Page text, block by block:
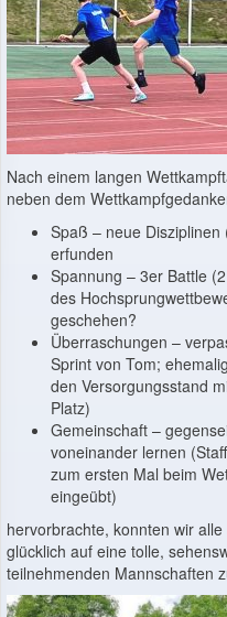
Nach einem langen
neben dem
Spaß – neue
erfunden
Spannung – 3er Battle
des
geschehen?
Überraschungen –
Sprint von Tom;
den Versorgungsstand
Platz)
Gemeinschaft –
voneinander lernen
zum ersten Mal beim
eingeübt)
hervorbrachte, konnten wir
glücklich auf eine tolle,
teilnehmenden Mannschaften